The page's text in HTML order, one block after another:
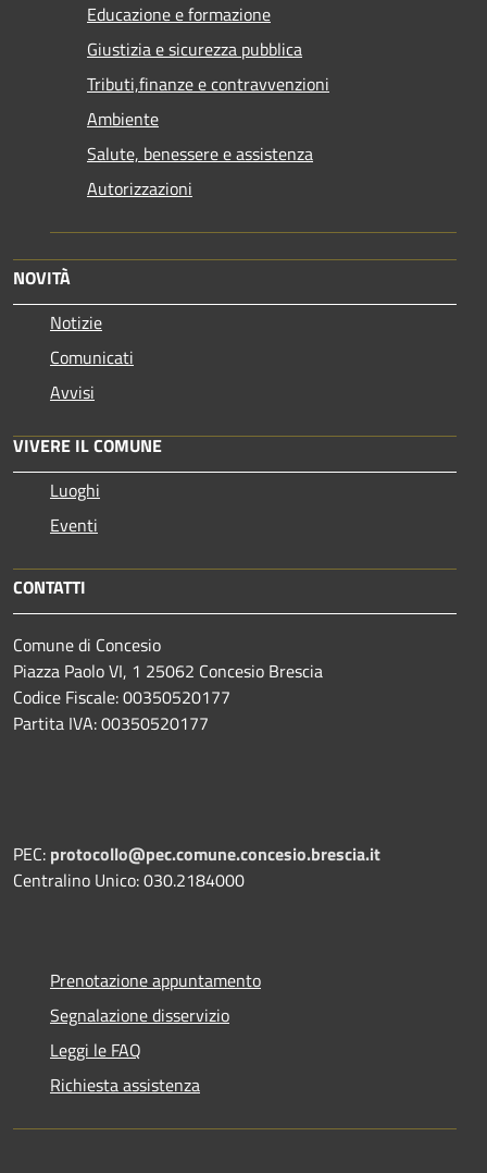
Educazione e formazione
Giustizia e sicurezza pubblica
Tributi,finanze e contravvenzioni
Ambiente
Salute, benessere e assistenza
Autorizzazioni
NOVITÀ
Notizie
Comunicati
Avvisi
VIVERE IL COMUNE
Luoghi
Eventi
CONTATTI
Comune di Concesio
Piazza Paolo VI, 1 25062 Concesio Brescia
Codice Fiscale: 00350520177
Partita IVA: 00350520177
PEC: protocollo@pec.comune.concesio.brescia.it
Centralino Unico: 030.2184000
Prenotazione appuntamento
Segnalazione disservizio
Leggi le FAQ
Richiesta assistenza